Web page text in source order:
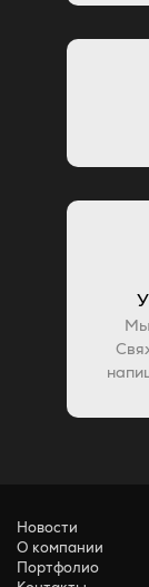
Мы
Новости
О компании
Портфолио